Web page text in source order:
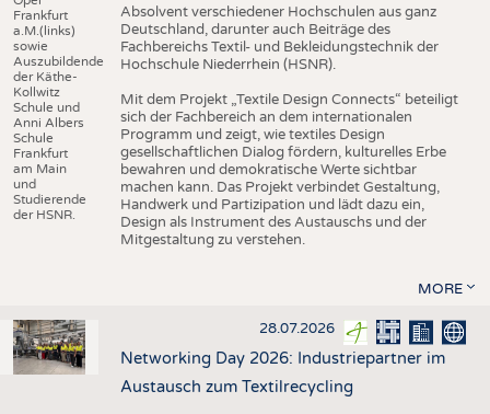
Frankfurt
a.M.(links)
sowie
Auszubildende
der Käthe-
Kollwitz
Schule und
Anni Albers
Schule
Frankfurt
am Main
und
Studierende
der HSNR.
Absolvent verschiedener Hochschulen aus ganz
Deutschland, darunter auch Beiträge des
Fachbereichs Textil- und Bekleidungstechnik der
Hochschule Niederrhein (HSNR).
Mit dem Projekt „Textile Design Connects“ beteiligt
sich der Fachbereich an dem internationalen
Programm und zeigt, wie textiles Design
gesellschaftlichen Dialog fördern, kulturelles Erbe
bewahren und demokratische Werte sichtbar
machen kann. Das Projekt verbindet Gestaltung,
Handwerk und Partizipation und lädt dazu ein,
Design als Instrument des Austauschs und der
Mitgestaltung zu verstehen.
MORE
28.07.2026
Networking Day 2026: Industriepartner im
Austausch zum Textilrecycling